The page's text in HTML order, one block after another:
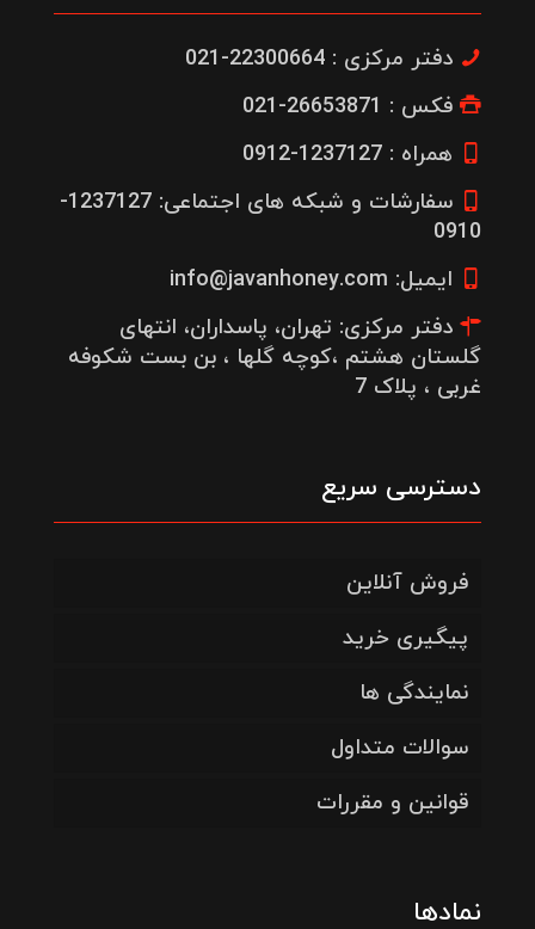
دفتر مرکزی : 22300664-021
فکس : 26653871-021
همراه : 1237127-0912
سفارشات و شبکه های اجتماعی: 1237127-
0910
ایمیل: info@javanhoney.com
دفتر مرکزی: تهران، پاسداران، انتهای
گلستان هشتم ،کوچه گلها ، بن بست شکوفه
غربی ، پلاک 7
دسترسی سریع
فروش آنلاین
پیگیری خرید
نمایندگی ها
سوالات متداول
قوانین و مقررات
نمادها